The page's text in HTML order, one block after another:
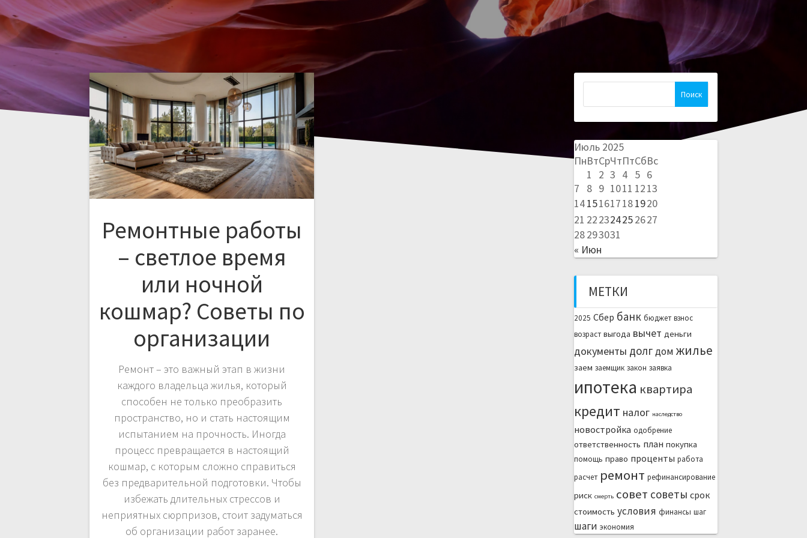
Ремонтные работы
– светлое время
или ночной
кошмар? Советы по
организации
Ремонт – это важный этап в жизни
каждого владельца жилья, который
способен не только преобразить
пространство, но и стать настоящим
испытанием на прочность. Иногда
процесс превращается в настоящий
кошмар, с которым сложно справиться
без предварительной подготовки. Чтобы
избежать длительных стрессов и
неприятных сюрпризов, стоит задуматься
об организации работ заранее.
Июль 2025
ПнВтСрЧтПтСбВс
1
2 3 4 5 6
7
8 9 1011 1213
14151617181920
21 222324252627
28293031
« Июн
МЕТКИ
2025 Сбер банк бюджет взнос
возраст выгода вычет деньги
документы долгдом жилье
заем заемщик закон заявка
ипотека квартира
кредит налог наследство
новостройка одобрение
ответственность план покупка
помощь право проценты работа
расчет ремонт рефинансирование
риск смерть совет советы срок
стоимость условия финансы шаг
шаги экономия